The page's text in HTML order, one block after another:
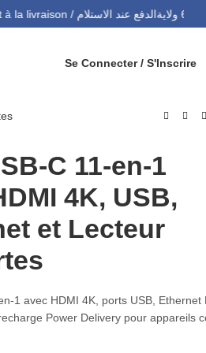
Paiement à la livraison / الدفع عند الاستلام
Se Connecter / S'Inscrire
C 11-en-1
4K, USB,
et Lecteur
1 avec HDMI 4K, ports USB, Ethernet
Power Delivery pour appareils